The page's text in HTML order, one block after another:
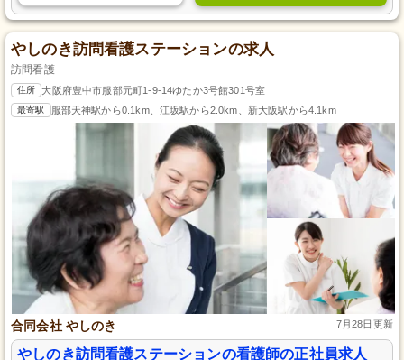
やしのき訪問看護ステーションの求人
訪問看護
住所 大阪府豊中市服部元町1-9-14ゆたか3号館301号室
最寄駅 服部天神駅から0.1km、江坂駅から2.0km、新大阪駅から4.1km
合同会社 やしのき 7月28日更新
やしのき訪問看護ステーションの看護師の正社員求人